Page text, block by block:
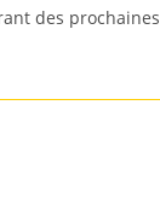
des prochaines